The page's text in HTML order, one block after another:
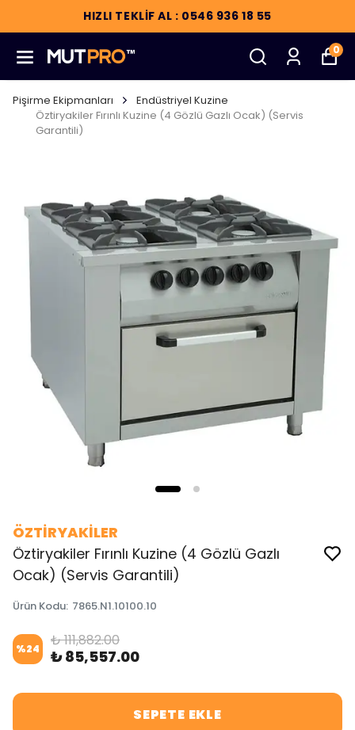
HIZLI TEKLİF AL : 0546 936 18 55
0
Pişirme Ekipmanları
Endüstriyel Kuzine
Öztiryakiler Fırınlı Kuzine (4 Gözlü Gazlı Ocak) (Servis
Garantili)
ÖZTİRYAKİLER
Öztiryakiler Fırınlı Kuzine (4 Gözlü Gazlı
Ocak) (Servis Garantili)
Ürün Kodu: 7865.N1.10100.10
%24 ₺ 111,882.00
₺ 85,557.00
SEPETE EKLE